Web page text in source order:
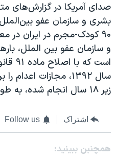
صدای آمریکا در گزارش‌های
بشری و سازمان عفو
۹۰ کودک-مجرم در ایران در
و سازمان عفو بین الملل،
است
سال ۱۳۹۲، مجازات
زیر ۱۸ سال انجام شده، به طور کامل لغو کنند.
اشتراک Follow us
همچنبن ببینید: